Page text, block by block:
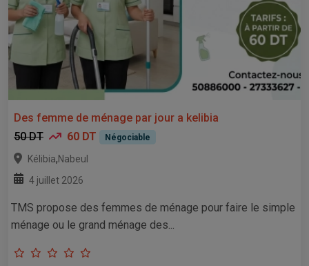
Des femme de ménage par jour a kelibia
50 DT
60 DT Négociable
Kélibia,Nabeul
4 juillet 2026
TMS propose des femmes de ménage pour faire le simple
ménage ou le grand ménage des...